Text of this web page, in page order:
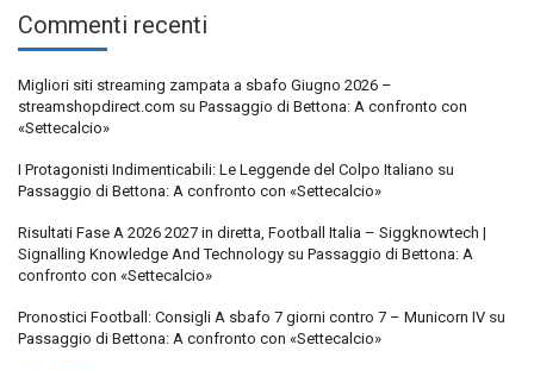
Commenti recenti
Migliori siti streaming zampata a sbafo Giugno 2026 –
streamshopdirect.com su Passaggio di Bettona: A confronto con
«Settecalcio»
I Protagonisti Indimenticabili: Le Leggende del Colpo Italiano su
Passaggio di Bettona: A confronto con «Settecalcio»
Risultati Fase A 2026 2027 in diretta, Football Italia – Siggknowtech |
Signalling Knowledge And Technology su Passaggio di Bettona: A
confronto con «Settecalcio»
Pronostici Football: Consigli A sbafo 7 giorni contro 7 – Municorn IV su
Passaggio di Bettona: A confronto con «Settecalcio»